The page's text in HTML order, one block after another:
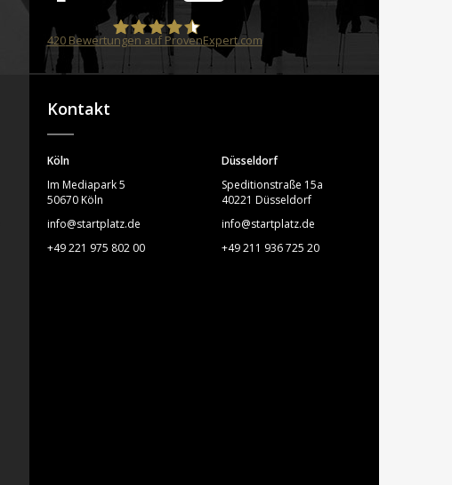
STARTPLATZ
420Bewertungen auf ProvenExpert.com
Kontakt
Köln
Im Mediapark 5
50670 Köln
info@startplatz.de
+49 221 975 802 00
Düsseldorf
Speditionstraße 15a
40221 Düsseldorf
info@startplatz.de
+49 211 936 725 20